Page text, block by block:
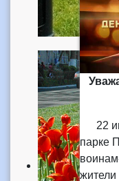
22
парке
жители